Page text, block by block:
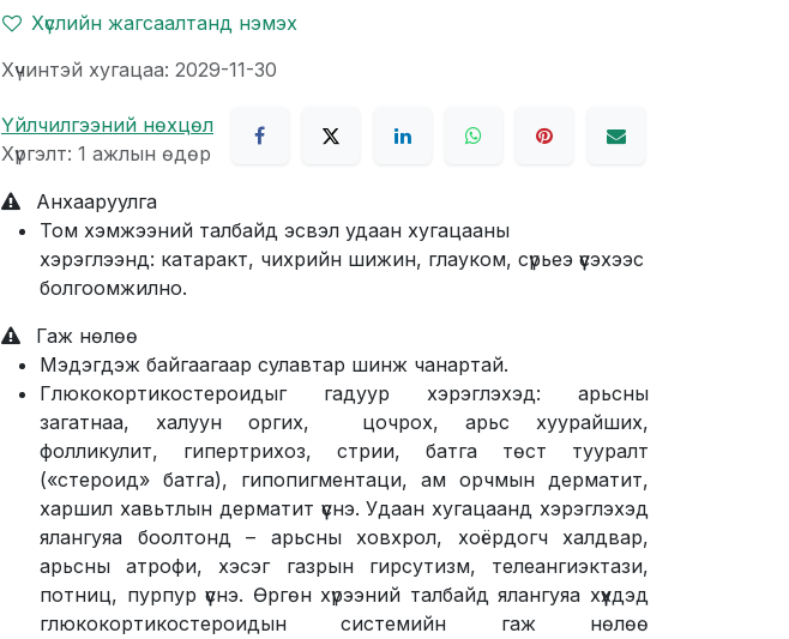
Хүслийн жагсаалтанд нэмэх
Хүчинтэй хугацаа: 2029-11-30
Үйлчилгээний нөхцөл
Хүргэлт: 1 ажлын өдөр
Анхааруулга
Том хэмжээний талбайд эсвэл удаан хугацааны
хэрэглээнд: катаракт, чихрийн шижин, глауком, сүрьеэ үүсэхээс
болгоомжилно.
Гаж нөлөө
Мэдэгдэж байгаагаар сулавтар шинж чанартай.
Глюкокортикостероидыг гадуур хэрэглэхэд: арьсны
загатнаа, халуун оргих, цочрох, арьс хуурайших,
фолликулит, гипертрихоз, стрии, батга төст тууралт
(«стероид» батга), гипопигментаци, ам орчмын дерматит,
харшил хавьтлын дерматит үүснэ. Удаан хугацаанд хэрэглэхэд
ялангуяа боолтонд – арьсны ховхрол, хоёрдогч халдвар,
арьсны атрофи, хэсэг газрын гирсутизм, телеангиэктази,
потниц, пурпур үүснэ. Өргөн хүрээний талбайд ялангуяа хүүхдэд
глюкокортикостероидын системийн гаж нөлөө